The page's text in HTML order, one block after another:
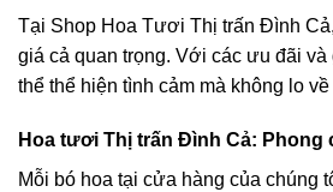
Tại Shop Hoa Tươi Thị trấn Đình
giá cả quan trọng. Với các ưu đãi
thể thể hiện tình cảm mà không lo
Hoa tươi Thị trấn Đình Cả: Phong
Mỗi bó hoa tại cửa hàng của chúng